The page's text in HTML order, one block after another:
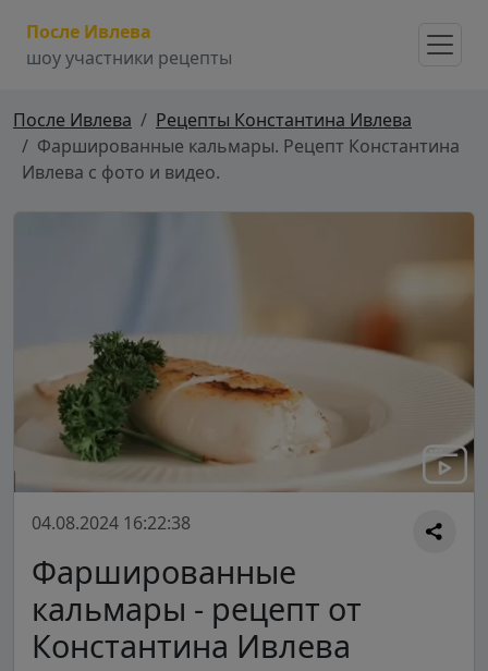
После Ивлева
шоу участники рецепты
После Ивлева
Рецепты Константина Ивлева
Фаршированные кальмары. Рецепт Константина
Ивлева с фото и видео.
04.08.2024 16:22:38
Фаршированные
кальмары - рецепт от
Константина Ивлева